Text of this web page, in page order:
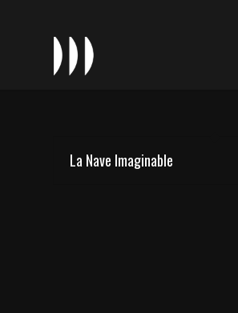
La Nave Imaginable